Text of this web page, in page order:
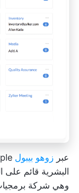
عبر زوهو بيبول
وهي شركة